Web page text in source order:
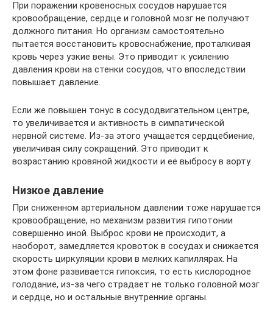
При поражении кровеносных сосудов нарушается
кровообращение, сердце и головной мозг не получают
должного питания. Но организм самостоятельно
пытается восстановить кровоснабжение, проталкивая
кровь через узкие вены. Это приводит к усилению
давления крови на стенки сосудов, что впоследствии
повышает давление.
Если же повышен тонус в сосудодвигательном центре,
то увеличивается и активность в симпатической
нервной системе. Из-за этого учащается сердцебиение,
увеличивая силу сокращений. Это приводит к
возрастанию кровяной жидкости и её выбросу в аорту.
Низкое давление
При сниженном артериальном давлении тоже нарушается
кровообращение, но механизм развития гипотонии
совершенно иной. Выброс крови не происходит, а
наоборот, замедляется кровоток в сосудах и снижается
скорость циркуляции крови в мелких капиллярах. На
этом фоне развивается гипоксия, то есть кислородное
голодание, из-за чего страдает не только головной мозг
и сердце, но и остальные внутренние органы.